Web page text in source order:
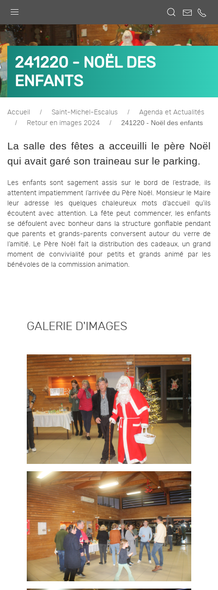
241220 - NOËL DES
ENFANTS
Accueil Saint-Michel-Escalus
Agenda et Actualités
Retour en images 2024
241220 - Noël des enfants
La salle des fêtes a acceuilli le père Noël
qui avait garé son traineau sur le parking.
Les enfants sont sagement assis sur le bord de l’estrade, ils
attentent impatiemment l’arrivée du Père Noël. Monsieur le Maire
leur adresse les quelques chaleureux mots d’accueil qu’ils
écoutent avec attention. La fête peut commencer, les enfants
se défoulent avec bonheur dans la structure gonflable pendant
que parents et grands-parents conversent autour du verre de
l’amitié. Le Père Noël fait la distribution des cadeaux, un grand
moment de convivialité pour petits et grands animé par les
bénévoles de la commission animation.
GALERIE D'IMAGES